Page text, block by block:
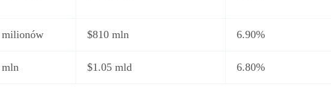
milionów $810 mln 6.90%
mln $1.05 mld 6.80%